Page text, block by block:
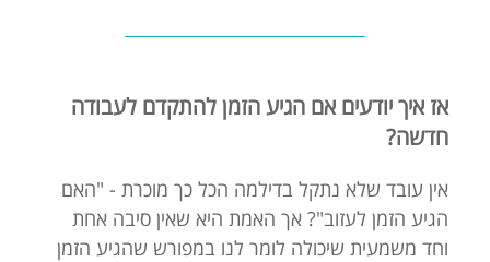
אז איך יודעים אם הגיע הזמן להתקדם לעבודה
חדשה?
אין עובד שלא נתקל בדילמה הכל כך מוכרת - "האם
הגיע הזמן לעזוב"? אך האמת היא שאין סיבה אחת
וחד משמעית שיכולה לומר לנו במפורש שהגיע הזמן